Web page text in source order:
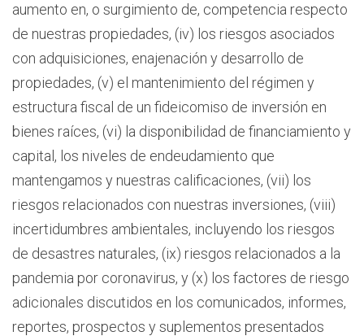
aumento en, o surgimiento de, competencia respecto
de nuestras propiedades, (iv) los riesgos asociados
con adquisiciones, enajenación y desarrollo de
propiedades, (v) el mantenimiento del régimen y
estructura fiscal de un fideicomiso de inversión en
bienes raíces, (vi) la disponibilidad de financiamiento y
capital, los niveles de endeudamiento que
mantengamos y nuestras calificaciones, (vii) los
riesgos relacionados con nuestras inversiones, (viii)
incertidumbres ambientales, incluyendo los riesgos
de desastres naturales, (ix) riesgos relacionados a la
pandemia por coronavirus, y (x) los factores de riesgo
adicionales discutidos en los comunicados, informes,
reportes, prospectos y suplementos presentados